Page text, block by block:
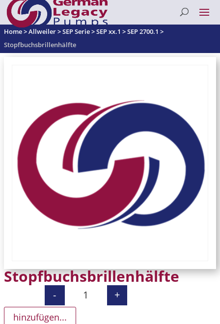
Home>Allweiler>SEP Serie>SEP xx.1 >SEP 2700.1 >
Stopfbuchsbrillenhälfte
Stopfbuchsbrillenhälfte
Stopfbuchsbrillenhälfte Menge
- +
hinzufügen...